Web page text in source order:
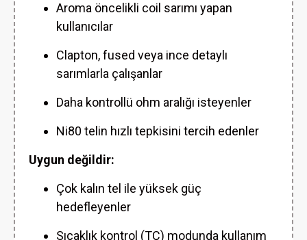
Aroma öncelikli coil sarımı yapan
kullanıcılar
Clapton, fused veya ince detaylı
sarımlarla çalışanlar
Daha kontrollü ohm aralığı isteyenler
Ni80 telin hızlı tepkisini tercih edenler
Uygun değildir:
Çok kalın tel ile yüksek güç
hedefleyenler
Sıcaklık kontrol (TC) modunda kullanım